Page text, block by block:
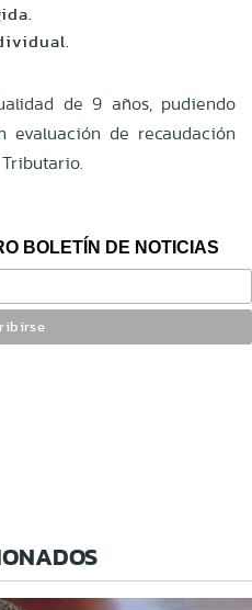
de 9 años, pudiendo
evaluación de recaudación
BOLETÍN DE NOTICIAS